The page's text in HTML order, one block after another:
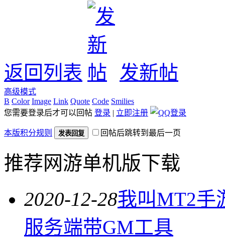
返回列表 发新帖
高级模式
B Color Image Link Quote Code Smilies
您需要登录后才可以回帖 登录 | 立即注册
本版积分规则 发表回复 回帖后跳转到最后一页
推荐网游单机版下载
2020-12-28我叫MT2手
服务端带GM工具